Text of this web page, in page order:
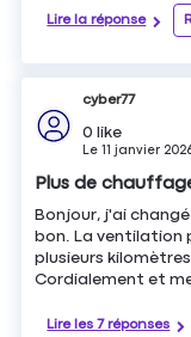
Lire la réponse
cyber77
0 like
Le11 janvier
Plus de
Bonjour, j'ai
bon. La ventilation
plusieurs
Cordialement et
Lire les 7 réponses